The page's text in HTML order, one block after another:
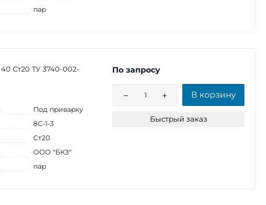
пар
Ст20 ТУ 3740-002-
Под приварку
8С-1-3
Ст20
ООО "БКЗ"
пар
По запросу
В корзину
Быстрый заказ